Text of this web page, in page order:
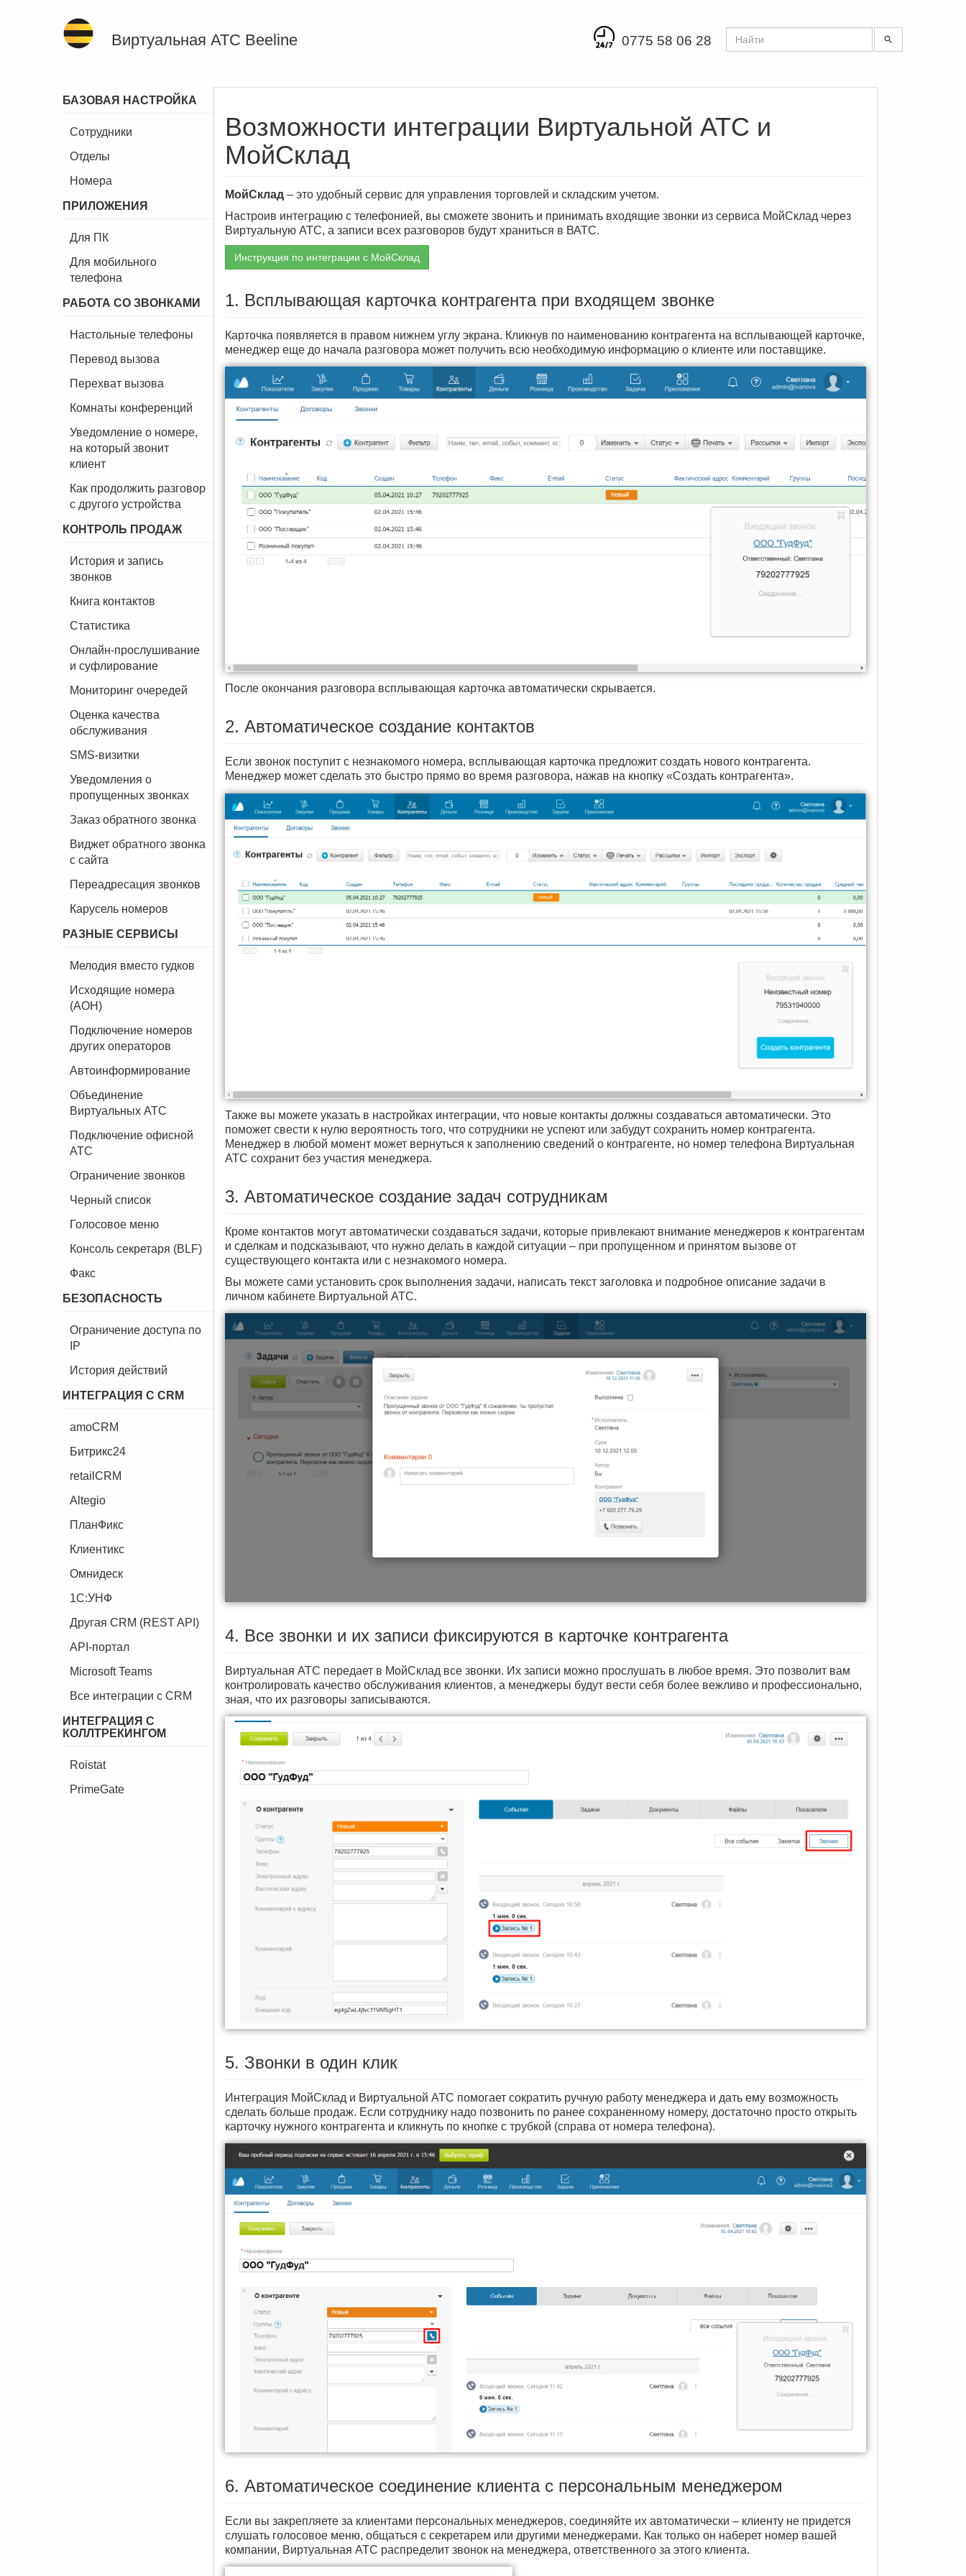
Виртуальная АТС Beeline 0775 58 06 28
БАЗОВАЯ НАСТРОЙКА
Сотрудники
Отделы
Номера
ПРИЛОЖЕНИЯ
Для ПК
Для мобильного
телефона
РАБОТА СО ЗВОНКАМИ
Настольные телефоны
Перевод вызова
Перехват вызова
Комнаты конференций
Уведомление о номере,
на который звонит
клиент
Как продолжить разговор
с другого устройства
КОНТРОЛЬ ПРОДАЖ
История и запись
звонков
Книга контактов
Статистика
Онлайн-прослушивание
и суфлирование
Мониторинг очередей
Оценка качества
обслуживания
SMS-визитки
Уведомления о
пропущенных звонках
Заказ обратного звонка
Виджет обратного звонка
с сайта
Переадресация звонков
Карусель номеров
РАЗНЫЕ СЕРВИСЫ
Мелодия вместо гудков
Исходящие номера
(АОН)
Подключение номеров
других операторов
Автоинформирование
Объединение
Виртуальных АТС
Подключение офисной
АТС
Ограничение звонков
Черный список
Голосовое меню
Консоль секретаря (BLF)
Факс
БЕЗОПАСНОСТЬ
Ограничение доступа по
IP
История действий
ИНТЕГРАЦИЯ С CRM
amoCRM
Битрикс24
retailCRM
Altegio
ПланФикс
Клиентикс
Омнидеск
1C:УНФ
Другая CRM (REST API)
API-портал
Microsoft Teams
Все интеграции с CRM
ИНТЕГРАЦИЯ С
КОЛЛТРЕКИНГОМ
Roistat
PrimeGate
Возможности интеграции Виртуальной АТС и
МойСклад
МойСклад – это удобный сервис для управления торговлей и складским учетом.
Настроив интеграцию с телефонией, вы сможете звонить и принимать входящие звонки из сервиса МойСклад через
Виртуальную АТС, а записи всех разговоров будут храниться в ВАТС.
Инструкция по интеграции с МойСклад
1. Всплывающая карточка контрагента при входящем звонке
Карточка появляется в правом нижнем углу экрана. Кликнув по наименованию контрагента на всплывающей карточке,
менеджер еще до начала разговора может получить всю необходимую информацию о клиенте или поставщике.
После окончания разговора всплывающая карточка автоматически скрывается.
2. Автоматическое создание контактов
Если звонок поступит с незнакомого номера, всплывающая карточка предложит создать нового контрагента.
Менеджер может сделать это быстро прямо во время разговора, нажав на кнопку «Создать контрагента».
Также вы можете указать в настройках интеграции, что новые контакты должны создаваться автоматически. Это
поможет свести к нулю вероятность того, что сотрудники не успеют или забудут сохранить номер контрагента.
Менеджер в любой момент может вернуться к заполнению сведений о контрагенте, но номер телефона Виртуальная
АТС сохранит без участия менеджера.
3. Автоматическое создание задач сотрудникам
Кроме контактов могут автоматически создаваться задачи, которые привлекают внимание менеджеров к контрагентам
и сделкам и подсказывают, что нужно делать в каждой ситуации – при пропущенном и принятом вызове от
существующего контакта или с незнакомого номера.
Вы можете сами установить срок выполнения задачи, написать текст заголовка и подробное описание задачи в
личном кабинете Виртуальной АТС.
4. Все звонки и их записи фиксируются в карточке контрагента
Виртуальная АТС передает в МойСклад все звонки. Их записи можно прослушать в любое время. Это позволит вам
контролировать качество обслуживания клиентов, а менеджеры будут вести себя более вежливо и профессионально,
зная, что их разговоры записываются.
5. Звонки в один клик
Интеграция МойСклад и Виртуальной АТС помогает сократить ручную работу менеджера и дать ему возможность
сделать больше продаж. Если сотруднику надо позвонить по ранее сохраненному номеру, достаточно просто открыть
карточку нужного контрагента и кликнуть по кнопке с трубкой (справа от номера телефона).
6. Автоматическое соединение клиента с персональным менеджером
Если вы закрепляете за клиентами персональных менеджеров, соединяйте их автоматически – клиенту не придется
слушать голосовое меню, общаться с секретарем или другими менеджерами. Как только он наберет номер вашей
компании, Виртуальная АТС распределит звонок на менеджера, ответственного за этого клиента.